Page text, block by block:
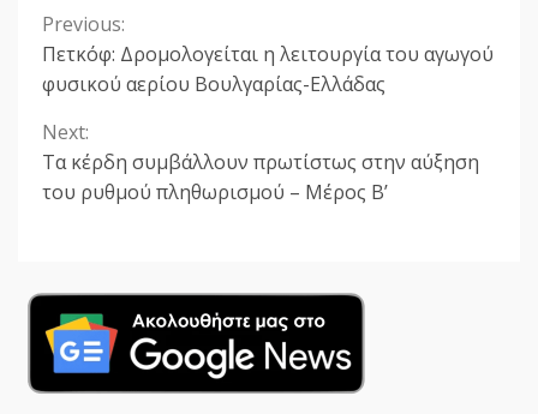
Continue
Reading
Previous:
Πετκόφ: Δρομολογείται η λειτουργία του αγωγού
φυσικού αερίου Βουλγαρίας-Ελλάδας
Next:
Τα κέρδη συμβάλλουν πρωτίστως στην αύξηση
του ρυθμού πληθωρισμού – Μέρος Β’